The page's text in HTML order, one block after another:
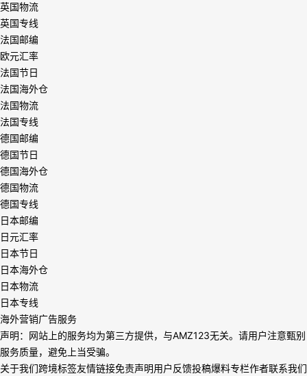
英国物流
英国专线
法国邮编
欧元汇率
法国节日
法国海外仓
法国物流
法国专线
德国邮编
德国节日
德国海外仓
德国物流
德国专线
日本邮编
日元汇率
日本节日
日本海外仓
日本物流
日本专线
海外营销广告服务
声明：网站上的服务均为第三方提供，与AMZ123无关。请用户注意甄别
服务质量，避免上当受骗。
关于我们跨境标签友情链接免责声明用户反馈投稿爆料专栏作者联系我们